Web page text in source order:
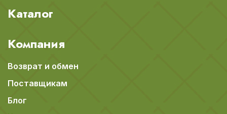
Каталог
Компания
Возврат и обмен
Поставщикам
Блог